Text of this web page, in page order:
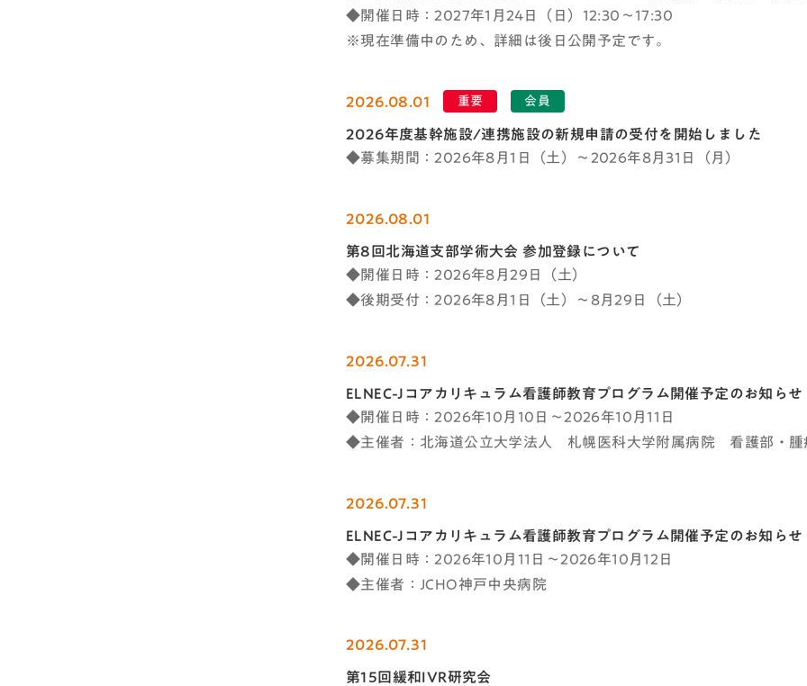
◆開催日時：2027年1月24日（日）12:30～17:30
※現在準備中のため、詳細は後日公開予定です。
2026.08.01 重要 会員
2026年度基幹施設/連携施設の新規申請の受付を開始しました
◆募集期間：2026年8月1日（土）～2026年8月31日（月）
2026.08.01
第8回北海道支部学術大会 参加登録について
◆開催日時：2026年8月29日（土）
◆後期受付：2026年8月1日（土）～8月29日（土）
2026.07.31
ELNEC-Jコアカリキュラム看護師教育プログラム開催予定のお知らせ
◆開催日時：2026年10月10日～2026年10月11日
◆主催者：北海道公立大学法人 札幌医科大学附属病院 看護部・腫
2026.07.31
ELNEC-Jコアカリキュラム看護師教育プログラム開催予定のお知らせ
◆開催日時：2026年10月11日～2026年10月12日
◆主催者：JCHO神戸中央病院
2026.07.31
第15回緩和IVR研究会